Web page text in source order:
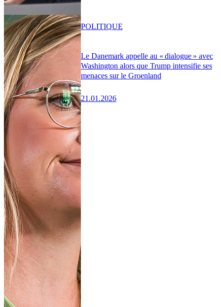
Le Danemark appelle au « dialogue » avec
Washington alors que Trump intensifie ses
menaces sur le Groenland
21.01.2026
POLITIQUE